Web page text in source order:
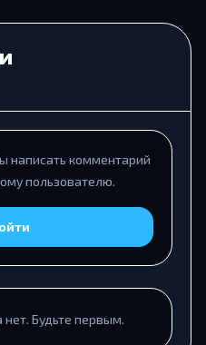
написать комментарий
пользователю.
Будьте первым.